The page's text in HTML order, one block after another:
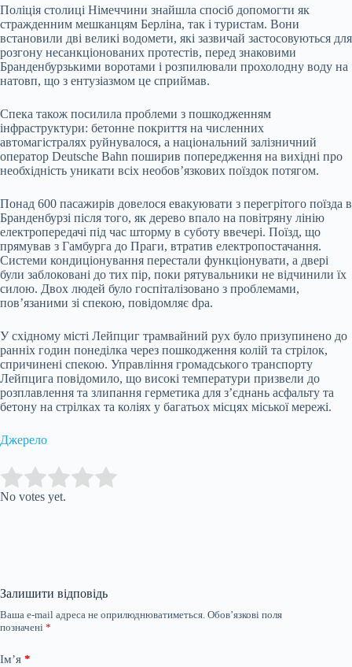
Поліція столиці Німеччини знайшла спосіб допомогти як
стражденним мешканцям Берліна, так і туристам. Вони
встановили дві великі водомети, які зазвичай застосовуються для
розгону несанкціонованих протестів, перед знаковими
Бранденбурзькими воротами і розпилювали прохолодну воду на
натовп, що з ентузіазмом це сприймав.
Спека також посилила проблеми з пошкодженням
інфраструктури: бетонне покриття на численних
автомагістралях руйнувалося, а національний залізничний
оператор Deutsche Bahn поширив попередження на вихідні про
необхідність уникати всіх необов’язкових поїздок потягом.
Понад 600 пасажирів довелося евакуювати з перегрітого поїзда в
Бранденбурзі після того, як дерево впало на повітряну лінію
електропередачі під час шторму в суботу ввечері. Поїзд, що
прямував з Гамбурга до Праги, втратив електропостачання.
Системи кондиціонування перестали функціонувати, а двері
були заблоковані до тих пір, поки рятувальники не відчинили їх
силою. Двох людей було госпіталізовано з проблемами,
пов’язаними зі спекою, повідомляє dpa.
У східному місті Лейпциг трамвайний рух було призупинено до
ранніх годин понеділка через пошкодження колій та стрілок,
спричинені спекою. Управління громадського транспорту
Лейпцига повідомило, що високі температури призвели до
розплавлення та злипання герметика для з’єднань асфальту та
бетону на стрілках та коліях у багатьох місцях міської мережі.
Джерело
Rate this item:
No votes yet.
Залишити відповідь
Ваша e-mail адреса не оприлюднюватиметься. Обов’язкові поля
позначені *
Ім’я *